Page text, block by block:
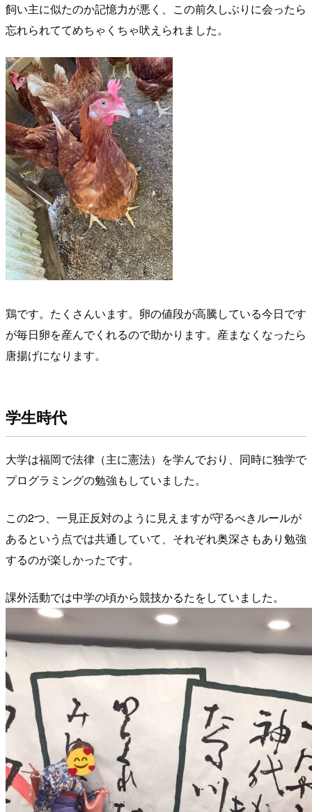
飼い主に似たのか記憶力が悪く、この前久しぶりに会ったら
忘れられててめちゃくちゃ吠えられました。
鶏です。たくさんいます。卵の値段が高騰している今日です
が毎日卵を産んでくれるので助かります。産まなくなったら
唐揚げになります。
学生時代
大学は福岡で法律（主に憲法）を学んでおり、同時に独学で
プログラミングの勉強もしていました。
この2つ、一見正反対のように見えますが守るべきルールが
あるという点では共通していて、それぞれ奥深さもあり勉強
するのが楽しかったです。
課外活動では中学の頃から競技かるたをしていました。